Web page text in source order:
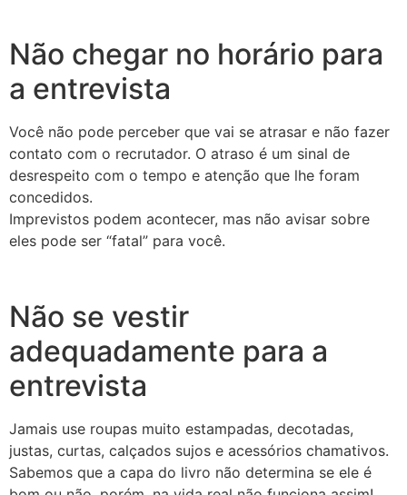
Não chegar no horário para
a entrevista
Você não pode perceber que vai se atrasar e não fazer
contato com o recrutador. O atraso é um sinal de
desrespeito com o tempo e atenção que lhe foram
concedidos.
Imprevistos podem acontecer, mas não avisar sobre
eles pode ser “fatal” para você.
Não se vestir
adequadamente para a
entrevista
Jamais use roupas muito estampadas, decotadas,
justas, curtas, calçados sujos e acessórios chamativos.
Sabemos que a capa do livro não determina se ele é